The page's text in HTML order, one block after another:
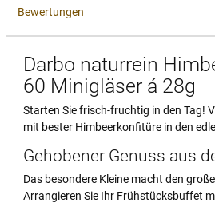
Bewertungen
Darbo naturrein
60 Minigläser á 28g
Starten Sie frisch-fruchtig in den Tag!
mit bester Himbeerkonfitüre in den
Gehobener Genuss aus
Das besondere Kleine macht den
Arrangieren Sie Ihr Frühstücksbuffet